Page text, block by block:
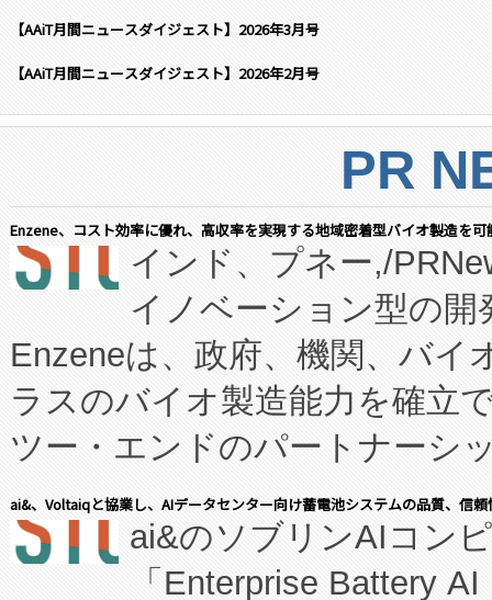
【AAiT月間ニュースダイジェスト】2026年3月号
【AAiT月間ニュースダイジェスト】2026年2月号
PR
Enzene、コスト効率に優れ、高収率を実現する地域密着型バイオ製造を
インド、プネー,/
イノベーション型の
Enzeneは、政府、機関、バイ
ラスのバイオ製造能力を確立
ツー・エンドのパートナーシ
表しました。 同社の実績ある
manufacturing™ (FCCM™) プ
たNeXは、バイオ医薬品製造
ai&、Voltaiqと協業し、AIデータセンター向け蓄電池システムの品質、信
ai&のソブリンAIコン
「Enterprise Battery